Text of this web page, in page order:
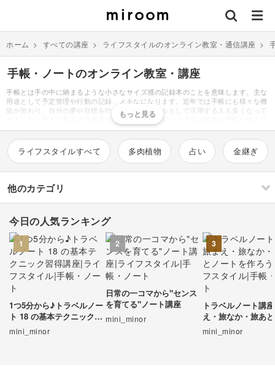
ホーム > すべての講座 > ライフスタイルのオンライン教室・通信講座 >
手帳・ノートのオンライン教室・講座
手帳とは手の中に納まるような小さなサイズ感の記録本のことを意味します。主な
用途として予定管理や行動の記録、メモなになります。近年では手帳にも様々な機
能が加わり、自分の夢や目標を叶えるためのツールとして活用する人も多くなって
きました。年末や春先の文房具の手帳売り場は所狭しと沢山の種類の手帳が並んで
おり、自分にあった一冊を探すのも楽しい時間です。手帳好きな人は普段どんなこ
とを書いているのか、今まで使っていなかった人にとっては気になる点ではないで
しょうか。主なトピックとしては目標、日記、読書、運動や体重の記録、仕事や勉
強の振り返り、出費の記録などがあげられます。最近はシールやマスキングテープ
等を使ってかわいく装飾したページをSNS上に投稿し、より楽しく記録するアイデ
アを発信している手帳インスタグラマーも多く存在しています。#手帳デコ #コラ
ージュノートなどのハッシュタグで検索するとそれらのインスタグラマーの投稿が
見つかります。そんな手帳ブームに合わせて文具のデザイン性も向上しており、く
すみカラーやおしゃれな手書き風イラストなど、最新のトレンドを取り入れたデザ
なかった人もハマってしまうほど進化しています。お気に入りの文具を使って手帳
を作ると、書いている時も見返して読む時も、とびきりの楽しさがあります。とき
めきが詰まった手帳ライフをぜひ始めてみてはいかがでしょうか。
ライフスタイルすべて 多肉植物 占い 金継ぎ
他のカテゴリ
刺繍
すべて
その他刺繍
すべて
かぎ針編み
ソーイング
すべて
パッチワーク
イラスト・絵画
すべて
デッサン
クラフト ドール
今日の人気ランキング
1
1つ5分から♪トラベルノー
ト 18 の基本テクニック習
得講座
mini_minor
2
日常の一コマから"センス
を育てる"ノート講座
mini_minor
3
トラベルノート講
え・旅なか・旅あ
トを作ろう
mini_minor